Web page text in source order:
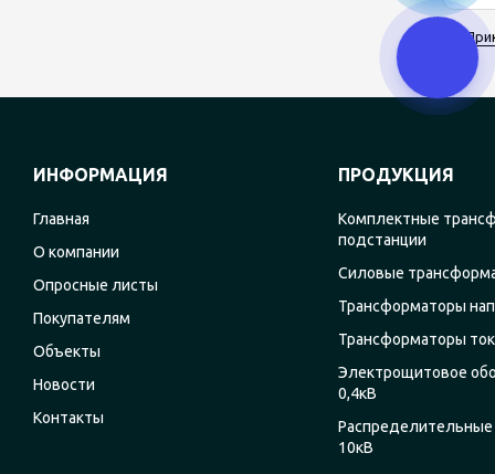
ИНФОРМАЦИЯ
Главная
О компании
Опросные листы
Покупателям
Объекты
Новости
Контакты
ПРОДУКЦИЯ
Комплектные
подстанции
Силовые
Трансформаторы
Трансформаторы
Электрощитовое
0,4кВ
Распределительные
10кВ